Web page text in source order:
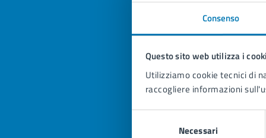
Consenso
Questo sito web utilizza i
Utilizziamo cookie tecnici di
raccogliere informazioni
Necessari
Valuta